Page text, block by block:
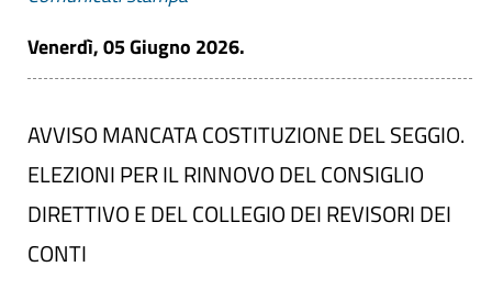
Venerdì, 05 Giugno 2026.
AVVISO MANCATA COSTITUZIONE DEL SEGGIO.
ELEZIONI PER IL RINNOVO DEL CONSIGLIO
DIRETTIVO E DEL COLLEGIO DEI REVISORI DEI
CONTI